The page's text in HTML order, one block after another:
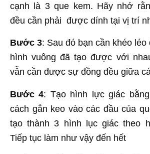
cạnh là 3 que kem. Hãy nhớ
đều cần phải được dính tại vị trí
Bước 3: Sau đó bạn cần khéo léo
hình vuông đã tạo được với
vẫn cần được sự đồng đều giữa
Bước 4: Tạo hình lực giác
cách gắn keo vào các đầu của
tạo thành 3 hình lục giác theo
Tiếp tục làm như vậy đến hết